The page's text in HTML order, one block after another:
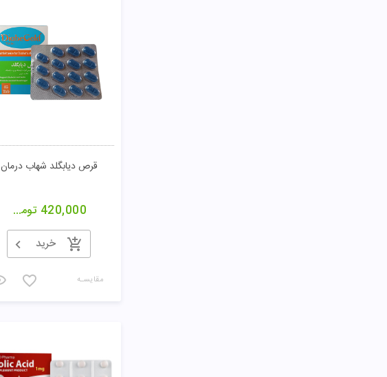
قرص دیابگلد شهاب درمان
420,000 تومان
خرید
مقایسـه